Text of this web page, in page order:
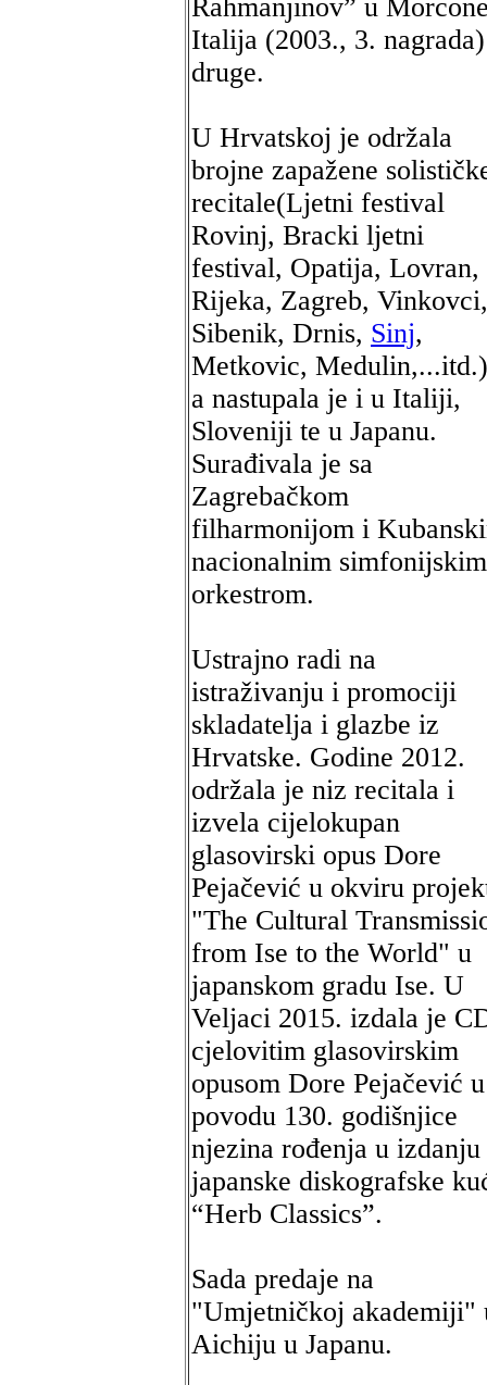
Rahmanjinov” u
Italija (2003., 3.
druge.
U Hrvatskoj je održala
brojne zapažene
recitale(Ljetni festival
Rovinj, Bracki ljetni
festival, Opatija, Lovran,
Rijeka, Zagreb, Vinkovci,
Sibenik, Drnis, Sinj,
Metkovic,
a nastupala je i u Italiji,
Sloveniji te u Japanu.
Surađivala je sa
Zagrebačkom
filharmonijom i
nacionalnim simfonijskim
orkestrom.
Ustrajno radi na
istraživanju i promociji
skladatelja i glazbe iz
Hrvatske. Godine 2012.
održala je niz recitala i
izvela cijelokupan
glasovirski opus Dore
Pejačević u okviru
"The Cultural
from Ise to the World" u
japanskom gradu Ise. U
Veljaci 2015. izdala je
cjelovitim glasovirskim
opusom Dore Pejačević u
povodu 130. godišnjice
njezina rođenja u izdanju
japanske diskografske
“Herb Classics”.
Sada predaje na
"Umjetničkoj akademiji"
Aichiju u Japanu.